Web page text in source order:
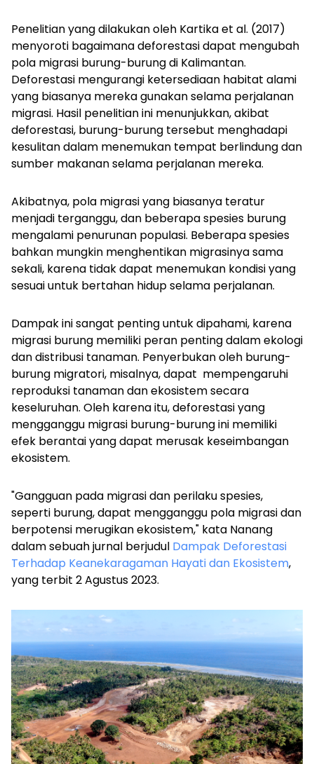
Penelitian yang dilakukan oleh Kartika et al. (2017)
menyoroti bagaimana deforestasi dapat mengubah
pola migrasi burung-burung di Kalimantan.
Deforestasi mengurangi ketersediaan habitat alami
yang biasanya mereka gunakan selama perjalanan
migrasi. Hasil penelitian ini menunjukkan, akibat
deforestasi, burung-burung tersebut menghadapi
kesulitan dalam menemukan tempat berlindung dan
sumber makanan selama perjalanan mereka.
Akibatnya, pola migrasi yang biasanya teratur
menjadi terganggu, dan beberapa spesies burung
mengalami penurunan populasi. Beberapa spesies
bahkan mungkin menghentikan migrasinya sama
sekali, karena tidak dapat menemukan kondisi yang
sesuai untuk bertahan hidup selama perjalanan.
Dampak ini sangat penting untuk dipahami, karena
migrasi burung memiliki peran penting dalam ekologi
dan distribusi tanaman. Penyerbukan oleh burung-
burung migratori, misalnya, dapat mempengaruhi
reproduksi tanaman dan ekosistem secara
keseluruhan. Oleh karena itu, deforestasi yang
mengganggu migrasi burung-burung ini memiliki
efek berantai yang dapat merusak keseimbangan
ekosistem.
"Gangguan pada migrasi dan perilaku spesies,
seperti burung, dapat mengganggu pola migrasi dan
berpotensi merugikan ekosistem," kata Nanang
dalam sebuah jurnal berjudul Dampak Deforestasi
Terhadap Keanekaragaman Hayati dan Ekosistem,
yang terbit 2 Agustus 2023.